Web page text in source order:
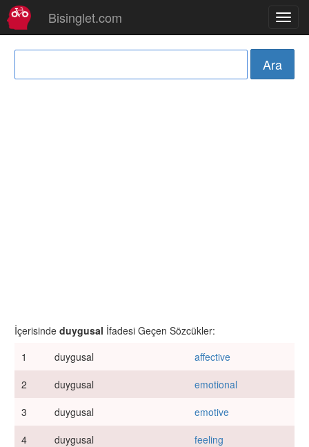
Bisinglet.com
İçerisinde duygusal İfadesi Geçen Sözcükler:
1
duygusal
affective
2
duygusal
emotional
3
duygusal
emotive
4
duygusal
feeling